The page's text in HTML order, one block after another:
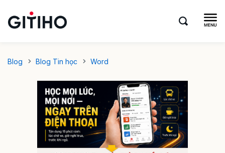
Blog Blog Tin học Word